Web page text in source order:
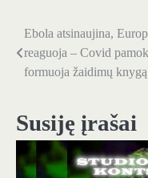
Navigacija
tarp
Ebola atsinaujina,
reaguoja – Covid
formuoja žaidimų knygą
Susiję įrašai